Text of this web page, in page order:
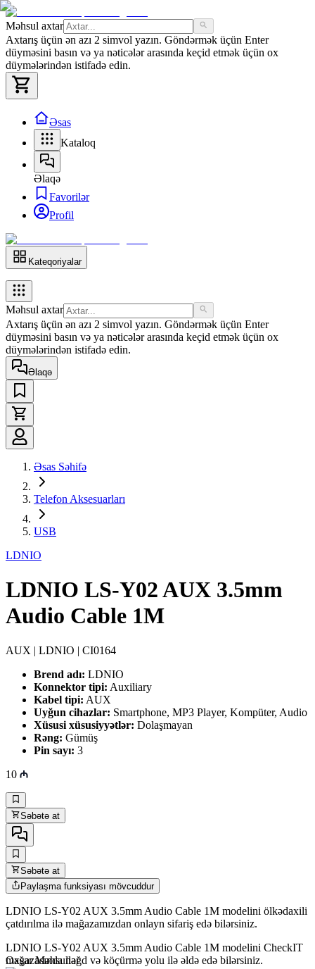
Məhsul axtar
Axtarış üçün ən azı 2 simvol yazın. Göndərmək üçün Enter
düyməsini basın və ya nəticələr arasında keçid etmək üçün ox
düymələrindən istifadə edin.
Əsas
Kataloq
Əlaqə
Favorilər
Profil
Kateqoriyalar
Məhsul axtar
Axtarış üçün ən azı 2 simvol yazın. Göndərmək üçün Enter
düyməsini basın və ya nəticələr arasında keçid etmək üçün ox
düymələrindən istifadə edin.
Əlaqə
Əsas Səhifə
Telefon Aksesuarları
USB
LDNIO
LDNIO LS-Y02 AUX 3.5mm
Audio Cable 1M
AUX | LDNIO | CI0164
Brend adı: LDNIO
Konnektor tipi: Auxiliary
Kabel tipi: AUX
Uyğun cihazlar: Smartphone, MP3 Player, Kompüter, Audio
Xüsusi xüsusiyyətlər: Dolaşmayan
Rəng: Gümüş
Pin sayı: 3
10
Səbətə at
Səbətə at
Paylaşma funksiyası mövcuddur
LDNIO LS-Y02 AUX 3.5mm Audio Cable 1M modelini ölkədaxili
çatdırılma ilə mağazamızdan onlayn sifariş edə bilərsiniz.
LDNIO LS-Y02 AUX 3.5mm Audio Cable 1M modelini CheckIT
mağazasında nəğd və köçürmə yolu ilə əldə edə bilərsiniz.
Oxşar Məhsullar